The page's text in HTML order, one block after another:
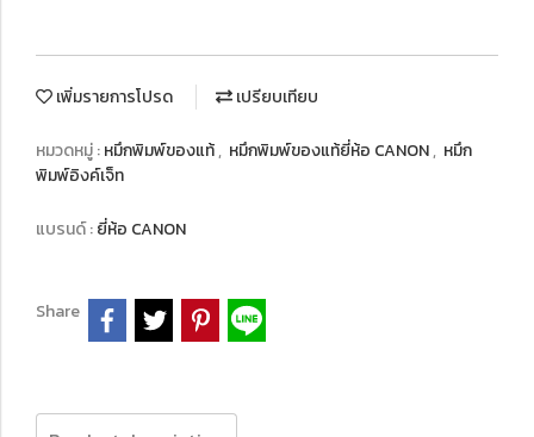
เพิ่มรายการโปรด เปรียบเทียบ
หมวดหมู่ :หมึกพิมพ์ของแท้, หมึกพิมพ์ของแท้ยี่ห้อ CANON, หมึก
พิมพ์อิงค์เจ็ท
แบรนด์ :ยี่ห้อ CANON
Share